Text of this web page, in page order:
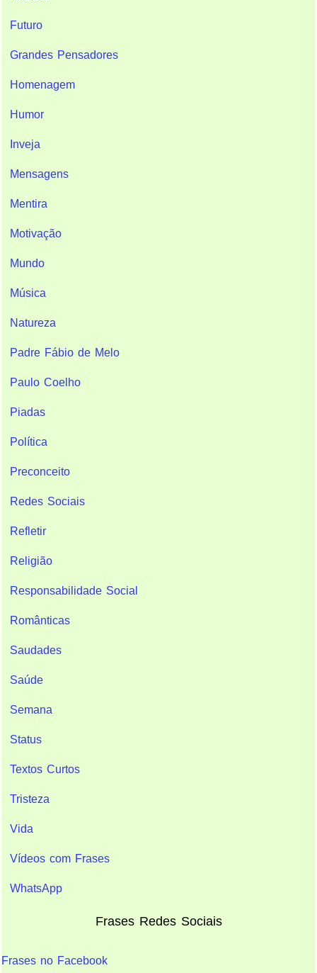
Futuro
Grandes Pensadores
Homenagem
Humor
Inveja
Mensagens
Mentira
Motivação
Mundo
Música
Natureza
Padre Fábio de Melo
Paulo Coelho
Piadas
Política
Preconceito
Redes Sociais
Refletir
Religião
Responsabilidade Social
Românticas
Saudades
Saúde
Semana
Status
Textos Curtos
Tristeza
Vida
Vídeos com Frases
WhatsApp
Frases Redes Sociais
Frases no Facebook